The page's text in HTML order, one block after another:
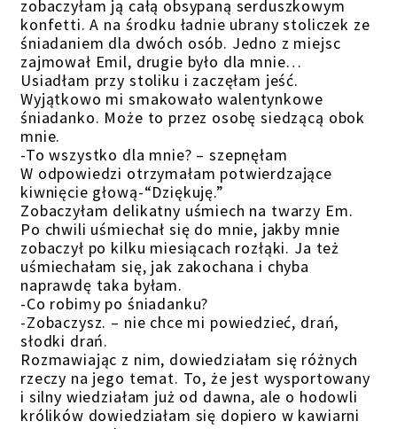
zobaczyłam ją całą obsypaną serduszkowym
konfetti. A na środku ładnie ubrany stoliczek ze
śniadaniem dla dwóch osób. Jedno z miejsc
zajmował Emil, drugie było dla mnie…
Usiadłam przy stoliku i zaczęłam jeść.
Wyjątkowo mi smakowało walentynkowe
śniadanko. Może to przez osobę siedzącą obok
mnie.
-To wszystko dla mnie? – szepnęłam
W odpowiedzi otrzymałam potwierdzające
kiwnięcie głową-“Dziękuję.”
Zobaczyłam delikatny uśmiech na twarzy Em.
Po chwili uśmiechał się do mnie, jakby mnie
zobaczył po kilku miesiącach rozłąki. Ja też
uśmiechałam się, jak zakochana i chyba
naprawdę taka byłam.
-Co robimy po śniadanku?
-Zobaczysz. – nie chce mi powiedzieć, drań,
słodki drań.
Rozmawiając z nim, dowiedziałam się różnych
rzeczy na jego temat. To, że jest wysportowany
i silny wiedziałam już od dawna, ale o hodowli
królików dowiedziałam się dopiero w kawiarni